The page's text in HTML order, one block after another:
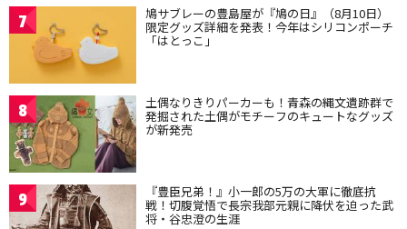
7 鳩サブレーの豊島屋が『鳩の日』（8月10日）
限定グッズ詳細を発表！今年はシリコンポーチ
「はとっこ」
8 土偶なりきりパーカーも！青森の縄文遺跡群で
発掘された土偶がモチーフのキュートなグッズ
が新発売
9 『豊臣兄弟！』小一郎の5万の大軍に徹底抗
戦！切腹覚悟で長宗我部元親に降伏を迫った武
将・谷忠澄の生涯